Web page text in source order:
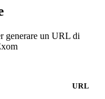
generare un URL di
URL